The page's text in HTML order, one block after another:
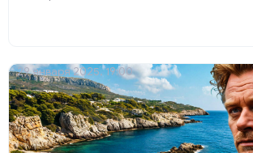
29 января 2025, 19:00